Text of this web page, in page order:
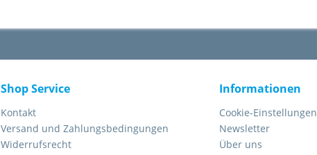
Shop Service
Kontakt
Versand und Zahlungsbedingungen
Widerrufsrecht
Informationen
Cookie-Einstellungen
Newsletter
Über uns